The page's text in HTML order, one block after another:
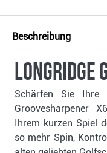
Beschreibung
Longridge
Schärfen Sie Ihre
Groovesharpener
Ihrem kurzen Spiel
so mehr Spin,